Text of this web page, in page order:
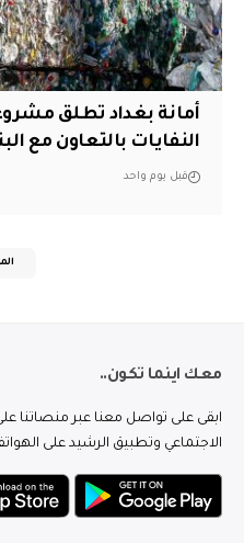
أمانة بغداد تطلق
النفايات بالتعاون مع
قبل يوم واحد
معك اينما تكون..
ابقى على تواصل معنا عبر منصاتنا
الاجتماعي وتطبيق الرشيد على